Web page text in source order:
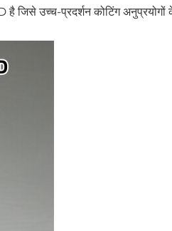
जिसे उच्च-प्रदर्शन कोटिंग अनुप्रयोगों